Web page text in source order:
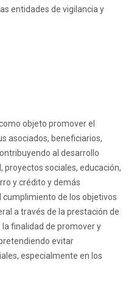
entidades de vigilancia y
objeto promover el
asociados, beneficiarios,
al desarrollo
proyectos sociales, educación,
y crédito y demás
de los objetivos
a través de la prestación de
finalidad de promover y
evitar
especialmente en los